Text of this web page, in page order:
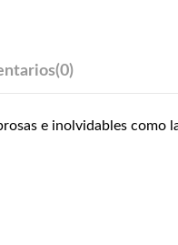
(0)
e inolvidables